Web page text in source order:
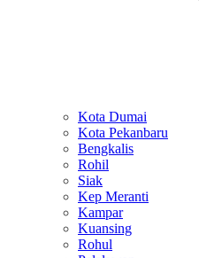
Kota Dumai
Kota Pekanbaru
Bengkalis
Rohil
Siak
Kep Meranti
Kampar
Kuansing
Rohul